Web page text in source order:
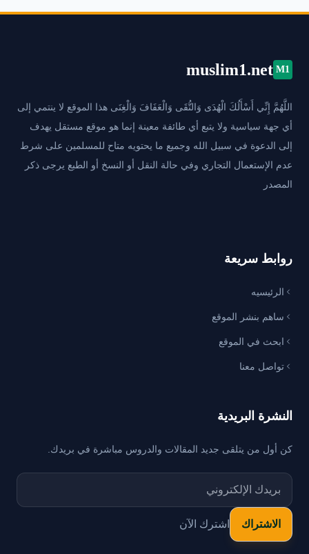
M1
muslim1.net
اللَّهُمَّ إِنِّي أَسْأَلُكَ الْهُدَى وَالتُّقَى وَالْعَفَافَ وَالْغِنَى هذا الموقع لا ينتمي إلى
أي جهة سياسية ولا يتبع أي طائفة معينة إنما هو موقع مستقل يهدف
إلى الدعوة في سبيل الله وجميع ما يحتويه متاح للمسلمين على شرط
عدم الإستعمال التجاري وفي حالة النقل أو النسخ أو الطبع يرجى ذكر
المصدر
روابط سريعة
الرئيسيه
ساهم بنشر الموقع
ابحث في الموقع
تواصل معنا
النشرة البريدية
كن أول من يتلقى جديد المقالات والدروس مباشرة في بريدك.
اشترك الآن